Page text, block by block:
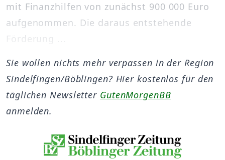
mit Finanzhilfen von zunächst 900 000 Euro
aufgenommen. Die daraus entstehende
Förderung ...
Sie wollen nichts mehr verpassen in der Region
Sindelfingen/Böblingen? Hier kostenlos für den
täglichen Newsletter GutenMorgenBB
anmelden.